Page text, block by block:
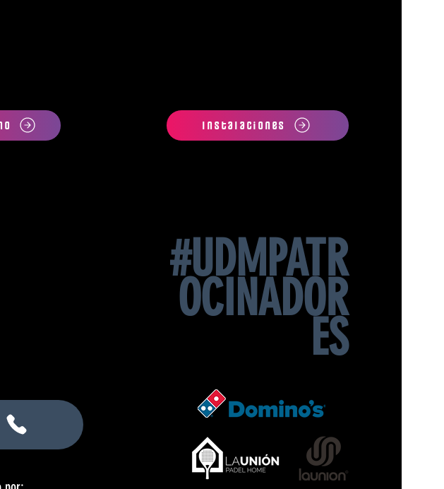
Instalaciones
#UDMPATR
OCINADOR
ES